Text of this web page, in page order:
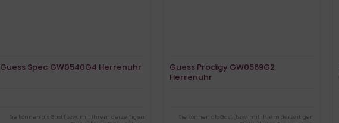
Guess Spec GW0540G4 Herrenuhr
Sie können als Gast (bzw. mit Ihrem derzeitigen
Guess Prodigy GW0569G2
Herrenuhr
Sie können als Gast (bzw. mit Ihrem derzeitigen